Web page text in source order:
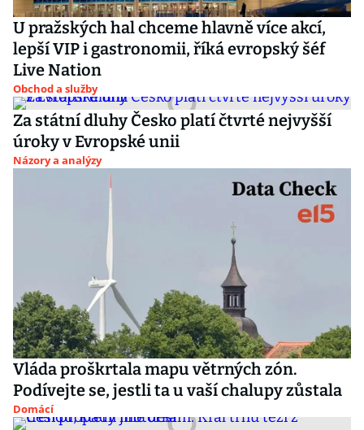
U pražských hal chceme hlavně více akcí,
lepší VIP i gastronomii, říká evropský šéf
Live Nation
Obchod a služby
Za státní dluhy Česko platí čtvrté nejvyšší
úroky v Evropské unii
Názory a analýzy
Vláda proškrtala mapu větrných zón.
Podívejte se, jestli ta u vaší chalupy zůstala
Domácí